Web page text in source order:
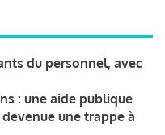
du personnel, avec
: une aide publique
une trappe à